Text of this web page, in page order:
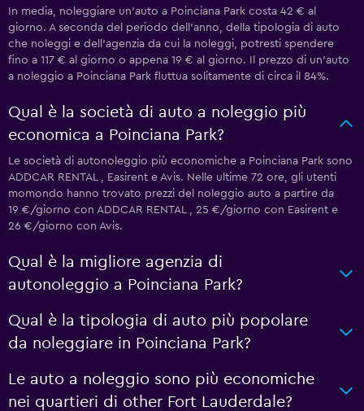
In media, noleggiare un'auto a Poinciana Park costa 42 € al
giorno. A seconda del periodo dell'anno, della tipologia di auto
che noleggi e dell'agenzia da cui la noleggi, potresti spendere
fino a 117 € al giorno o appena 19 € al giorno. Il prezzo di un'auto
a noleggio a Poinciana Park fluttua solitamente di circa il 84%.
Qual è la società di auto a noleggio più
economica a Poinciana Park?
Le società di autonoleggio più economiche a Poinciana Park sono
ADDCAR RENTAL , Easirent e Avis. Nelle ultime 72 ore, gli utenti
momondo hanno trovato prezzi del noleggio auto a partire da
19 €/giorno con ADDCAR RENTAL , 25 €/giorno con Easirent e
26 €/giorno con Avis.
Qual è la migliore agenzia di
autonoleggio a Poinciana Park?
Qual è la tipologia di auto più popolare
da noleggiare in Poinciana Park?
Le auto a noleggio sono più economiche
nei quartieri di other Fort Lauderdale?